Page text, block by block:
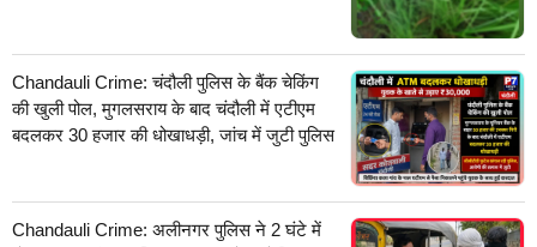
Chandauli Crime: चंदौली पुलिस के बैंक चेकिंग
की खुली पोल, मुगलसराय के बाद चंदौली में एटीएम
बदलकर 30 हजार की धोखाधड़ी, जांच में जुटी पुलिस
Chandauli Crime: अलीनगर पुलिस ने 2 घंटे में